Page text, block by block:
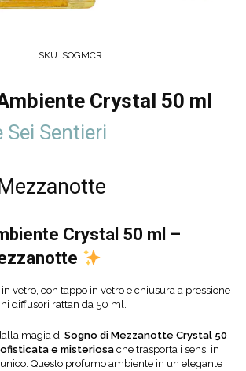
SKU: SOGMCR
Crystal 50 ml
Sei Sentieri
Crystal 50 ml –
vetro, con tappo in vetro e chiusura a pressione
diffusori rattan da 50 ml.
magia di Sogno di Mezzanotte Crystal 50
e misteriosache trasporta i sensi in
Questo profumo ambiente in un elegante